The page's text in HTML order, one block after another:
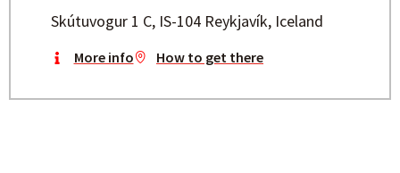
Skútuvogur 1 C, IS-104 Reykjavík, Iceland
More info How to get there